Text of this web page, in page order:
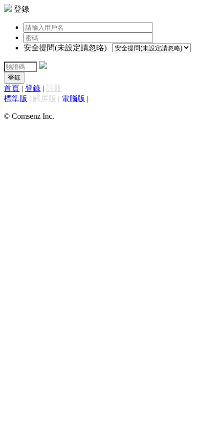
登錄
安全提問(未設定請忽略)
登錄
首頁 | 登錄 | 註冊
標準版 | 觸屏版 | 電腦版 |
© Comsenz Inc.